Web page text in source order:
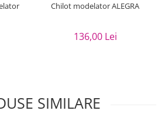
Chilot modelator ALEGRA
136,00 Lei
SIMILARE